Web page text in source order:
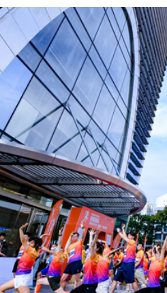
有片丨【《愛回家》迎大結
叔」黎彼得
入境處反非法勞工行動拘12人
社署籲市民提防偽冒社署通訊
李家超：鼓勵保險業開發跨